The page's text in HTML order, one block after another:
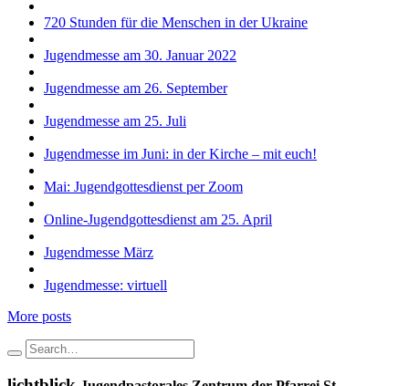
720 Stunden für die Menschen in der Ukraine
Jugendmesse am 30. Januar 2022
Jugendmesse am 26. September
Jugendmesse am 25. Juli
Jugendmesse im Juni: in der Kirche – mit euch!
Mai: Jugendgottesdienst per Zoom
Online-Jugendgottesdienst am 25. April
Jugendmesse März
Jugendmesse: virtuell
More posts